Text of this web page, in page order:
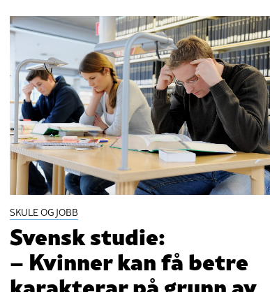
SKULE OG JOBB
Svensk studie:
– Kvinner kan få betre